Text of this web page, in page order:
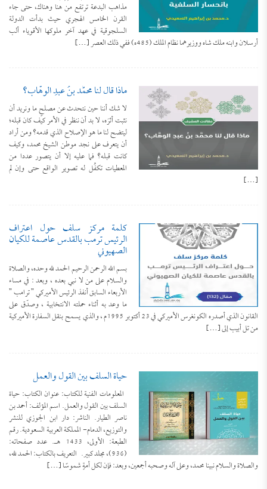
مذاهب البدعة ترتفع من هنا وهناك، حتى جاء
القرن الخامس الهجري حيث بدأت الدولة
السلجوقية في عهد آخر ملوكها الأقوياء ألب
أرسلان وابنه ملك شاه ووزيرهما نظام الملك (485ه) ففي ذلك العصر […]
ماذا قال لنا محمَّد بنُ عبدِ الوهَّاب؟
لا شك أننا حين نتحدث عن مصلحٍ ما ونريد أن
نثبت أثرَه، لا بد أن ننظر في الأمر كيف كان قبله؛
ليتضح لنا ما هو الإصلاح الذي قدمه؟ ومن أراد
أن يتعرف على نجد موطن الشيخ محمد، وكيف
كانت قبله؟ فما عليه إلا أن يتصور عددا من
المعطيات تكفُل له تصوير الواقع حتى وإن لم
[…]
كلمة مركز سلف حول اعتراف
الرئيس ترمب بالقدس عاصمة للكيان
الصهيوني
بسم الله الرحمن الرحيم الحمد لله وحده، والصلاة
والسلام على من لا نبي بعده ، وبعد : في مساء
الأربعاء السابق أنفذ الرئيس الأميركي ” ترامب ”
ما وعد به أثناء حملته الانتخابية ، وصدّق على
القانون الذي أصدره الكونغرس الأميركي في 23 أكتوبر 1995م ، والذي يسمح بنقل السفارة الأميركية
من تل أبيب إلى […]
حياة السلف بين القول والعمل
المعلومات الفنية للكتاب: عنوان الكتاب: حياة
السلف بين القول والعمل. اسم المؤلف: أحمد بن
ناصر الطيار. الناشر: دار ابن الجوزي للنشر
والتوزيع، الدمام- المملكة العربية السعودية. رقم
الطبعة: الأولى، 1433 هـ. عدد صفحاته:
(936)، مجلد كبير. التعريف بالكتاب: الحمد لله،
والصلاة والسلام نبينا محمد، وعلى آله وصحبه أجمعين، وبعد: فإن لكل أمةٍ شموسًا […]